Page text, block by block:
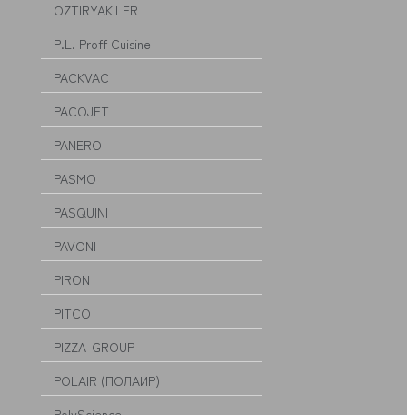
OZTIRYAKILER
P.L. Proff Cuisine
PACKVAC
PACOJET
PANERO
PASMO
PASQUINI
PAVONI
PIRON
PITCO
PIZZA-GROUP
POLAIR (ПОЛАИР)